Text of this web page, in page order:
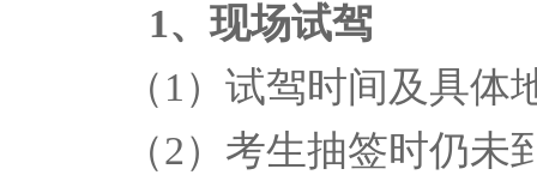
1、现场试驾
（1）试驾时间及具
（2）考生抽签时仍